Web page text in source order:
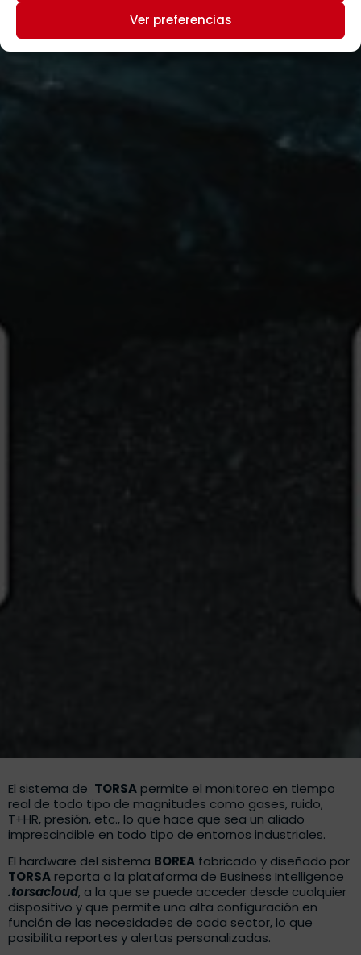
Ver preferencias
El sistema de TORSA permite el monitoreo en tiempo
real de todo tipo de magnitudes como gases, ruido,
T+HR, presión, etc., lo que hace que sea un aliado
imprescindible en todo tipo de entornos industriales.
El hardware del sistema BOREA fabricado y diseñado por
TORSA reporta a la plataforma de Business Intelligence
.torsacloud, a la que se puede acceder desde cualquier
dispositivo y que permite una alta configuración en
función de las necesidades de cada sector, lo que
posibilita reportes y alertas personalizadas.